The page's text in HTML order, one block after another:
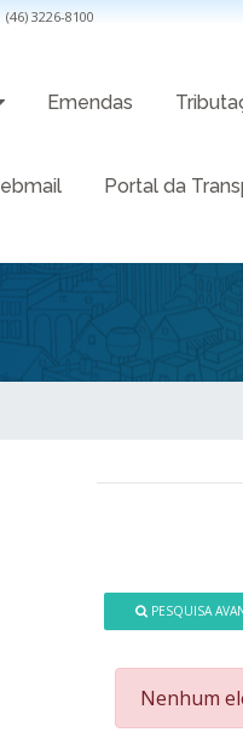
(46) 3226-8100
Emendas
Portal da
PESQUISA
Nenhum